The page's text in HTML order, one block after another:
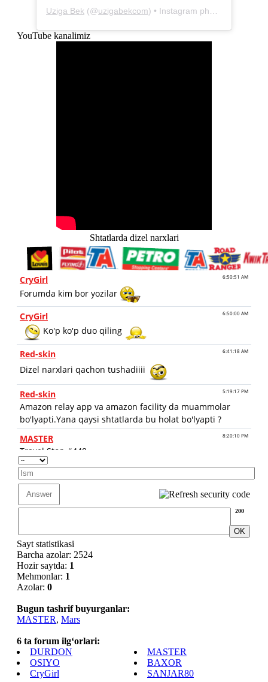
Uziga Bek (@uzigabekcom) • Instagram photos and videos
YouTube kanalimiz
Shtatlarda dizel narxlari
200
Sayt statistikasi
Barcha azolar: 2524
Hozir saytda: 1
Mehmonlar: 1
Azolar: 0
Bugun tashrif buyurganlar:
MASTER, Mars
6 ta forum ilg‘orlari:
DURDON
MASTER
OSIYO
BAXOR
CryGirl
SANJAR80